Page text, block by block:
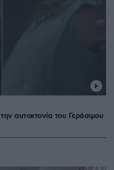
αυτοκτονία του Γεράσιμου